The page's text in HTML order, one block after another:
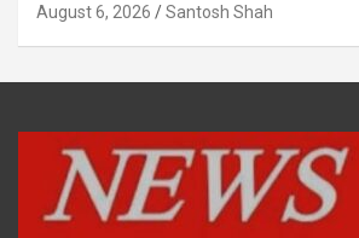
August 6, 2026 Santosh Shah